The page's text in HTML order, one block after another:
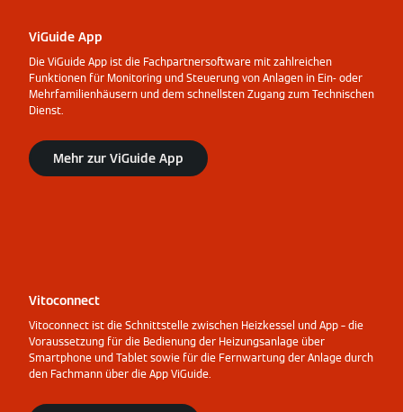
ViGuide App
Die ViGuide App ist die Fachpartnersoftware mit zahlreichen
Funktionen für Monitoring und Steuerung von Anlagen in Ein- oder
Mehrfamilienhäusern und dem schnellsten Zugang zum Technischen
Dienst.
Mehr zur ViGuide App
Vitoconnect
Vitoconnect ist die Schnittstelle zwischen Heizkessel und App – die
Voraussetzung für die Bedienung der Heizungsanlage über
Smartphone und Tablet sowie für die Fernwartung der Anlage durch
den Fachmann über die App ViGuide.